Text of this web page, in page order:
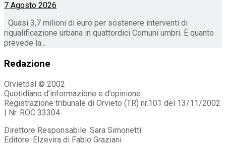
7 Agosto 2026
Quasi 3,7 milioni di euro per sostenere interventi di
riqualificazione urbana in quattordici Comuni umbri. È quanto
prevede la...
Redazione
Orvietosì © 2002
Quotidiano d’informazione e d’opinione
Registrazione tribunale di Orvieto (TR) nr.101 del 13/11/2002
| Nr. ROC 33304
Direttore Responsabile: Sara Simonetti
Editore: Elzevira di Fabio Graziani